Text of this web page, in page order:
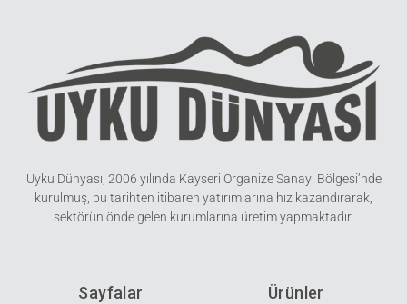
Uyku Dünyası, 2006 yılında Kayseri Organize Sanayi Bölgesi’nde
kurulmuş, bu tarihten itibaren yatırımlarına hız kazandırarak,
sektörün önde gelen kurumlarına üretim yapmaktadır.
Sayfalar Ürünler